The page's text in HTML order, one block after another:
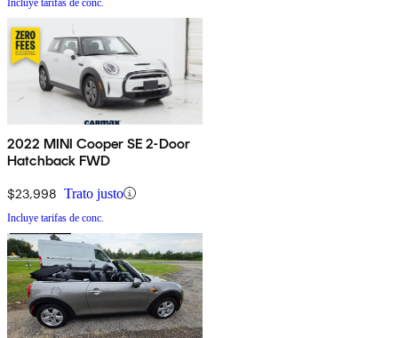
Incluye tarifas de conc.
2022 MINI Cooper SE 2-Door
Hatchback FWD
$23,998 Trato justo
Incluye tarifas de conc.